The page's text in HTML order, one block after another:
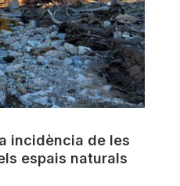
incidència de les
espais naturals